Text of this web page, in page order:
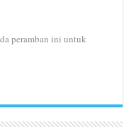
peramban ini untuk